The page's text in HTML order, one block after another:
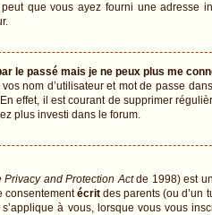
que vous ayez fourni une adresse
le passé mais je ne peux plus me
nom d’utilisateur et mot de passe
effet, il est courant de supprimer
plus investi dans le forum.
Privacy and Protection Actde 1998) est
consentementécritdes parents (ou d’un
à vous, lorsque vous vous